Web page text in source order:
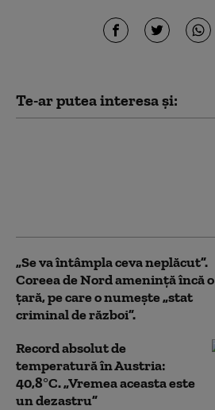
Te-ar putea interesa și:
„Se va întâmpla ceva neplăcut”.
Coreea de Nord amenință încă o
țară, pe care o numește „stat
criminal de război”.
Record absolut de
temperatură în Austria:
40,8°C. „Vremea aceasta este
un dezastru”